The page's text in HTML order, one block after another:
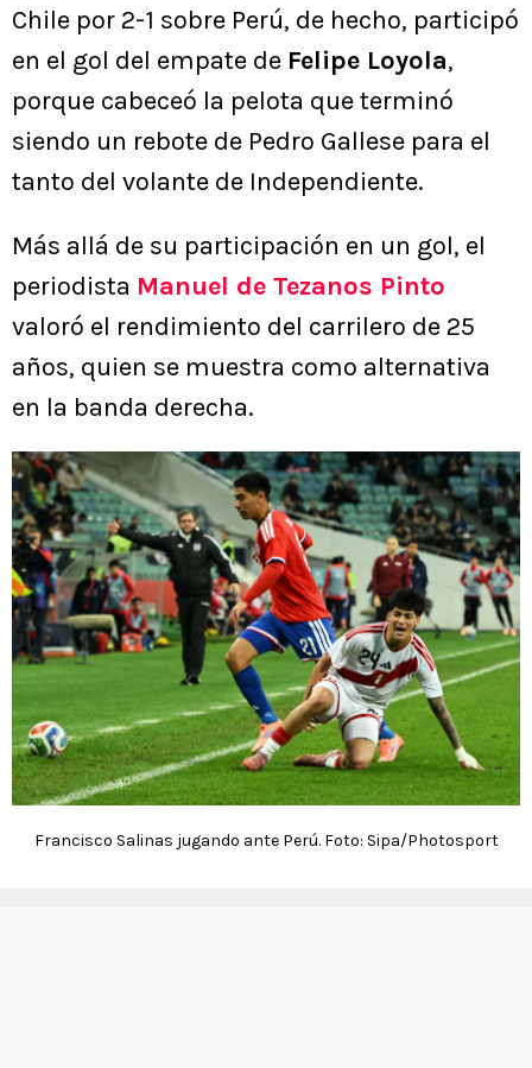
Chile por 2-1 sobre Perú, de hecho, participó
en el gol del empate de Felipe Loyola,
porque cabeceó la pelota que terminó
siendo un rebote de Pedro Gallese para el
tanto del volante de Independiente.
Más allá de su participación en un gol, el
periodista Manuel de Tezanos Pinto
valoró el rendimiento del carrilero de 25
años, quien se muestra como alternativa
en la banda derecha.
Francisco Salinas jugando ante Perú. Foto: Sipa/Photosport